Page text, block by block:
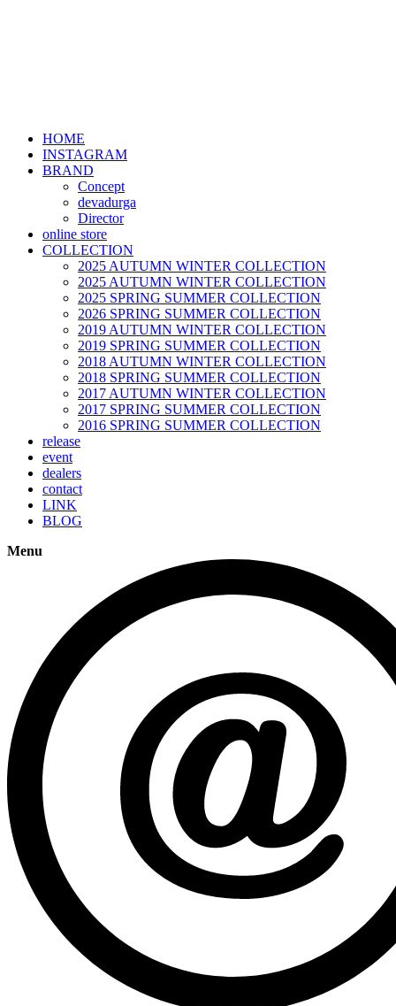
HOME
INSTAGRAM
BRAND
Concept
devadurga
Director
online store
COLLECTION
2025 AUTUMN WINTER COLLECTION
2025 AUTUMN WINTER COLLECTION
2025 SPRING SUMMER COLLECTION
2026 SPRING SUMMER COLLECTION
2019 AUTUMN WINTER COLLECTION
2019 SPRING SUMMER COLLECTION
2018 AUTUMN WINTER COLLECTION
2018 SPRING SUMMER COLLECTION
2017 AUTUMN WINTER COLLECTION
2017 SPRING SUMMER COLLECTION
2016 SPRING SUMMER COLLECTION
release
event
dealers
contact
LINK
BLOG
Menu